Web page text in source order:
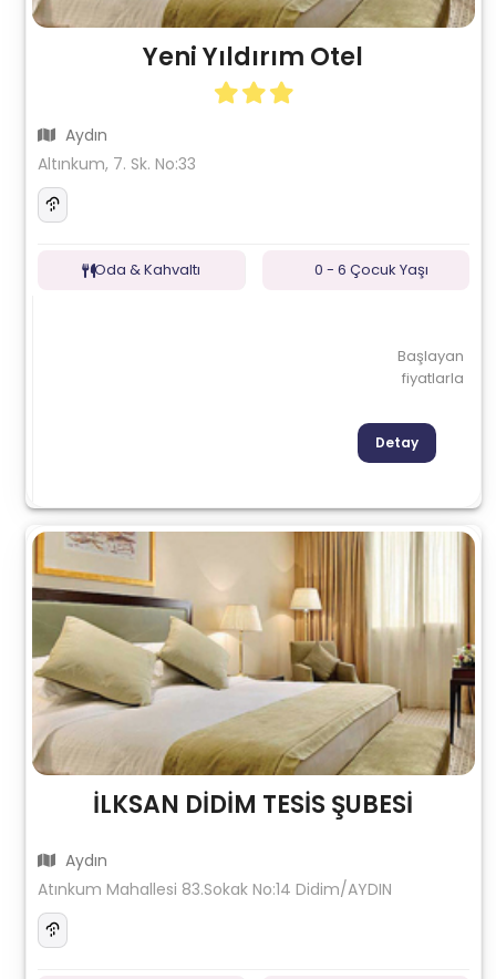
Yeni Yıldırım Otel
Aydın
Altınkum, 7. Sk. No:33
Oda & Kahvaltı 0 - 6 Çocuk Yaşı
Başlayan
fiyatlarla
Detay
İLKSAN DİDİM TESİS ŞUBESİ
Aydın
Atınkum Mahallesi 83.Sokak No:14 Didim/AYDIN